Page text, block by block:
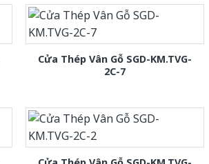
Cửa Thép Vân Gỗ SGD-KM.TVG-
2C-7